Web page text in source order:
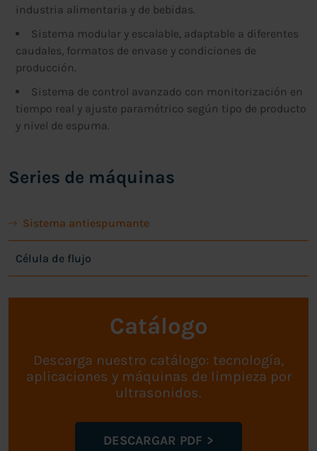
industria alimentaria y de bebidas.
Sistema modular y escalable, adaptable a diferentes
caudales, formatos de envase y condiciones de
producción.
Sistema de control avanzado con monitorización en
tiempo real y ajuste paramétrico según tipo de producto
y nivel de espuma.
Series de máquinas
Sistema antiespumante
Célula de flujo
Catálogo
Descarga nuestro catálogo: tecnología,
aplicaciones y máquinas de limpieza por
ultrasonidos.
DESCARGAR PDF